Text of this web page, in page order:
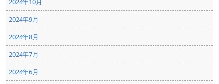
2024年9月
2024年8月
2024年7月
2024年6月